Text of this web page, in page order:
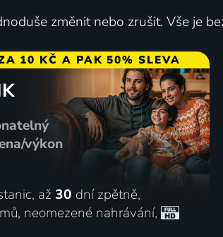
změnit nebo zrušit. Vše je
10 KČ A PAK 50% SLEVA
výkon
až 30 dní zpětně,
, neomezené nahrávání,